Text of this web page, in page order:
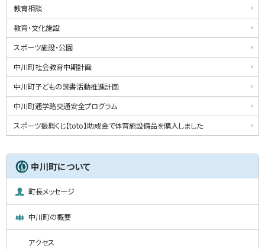
教育相談
教育・文化施設
スポーツ施設・公園
中川町社会教育中期計画
中川町子どもの読書活動推進計画
中川町通学路交通安全プログラム
スポーツ振興くじ【toto】助成金で体育施設備品を購入しました
中川町について
町長メッセージ
中川町の概要
アクセス